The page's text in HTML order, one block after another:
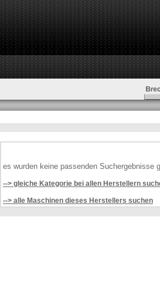
es wurden keine passenden Suchergebnisse
--> gleiche Kategorie bei allen Herstellern
--> alle Maschinen dieses Herstellers suchen